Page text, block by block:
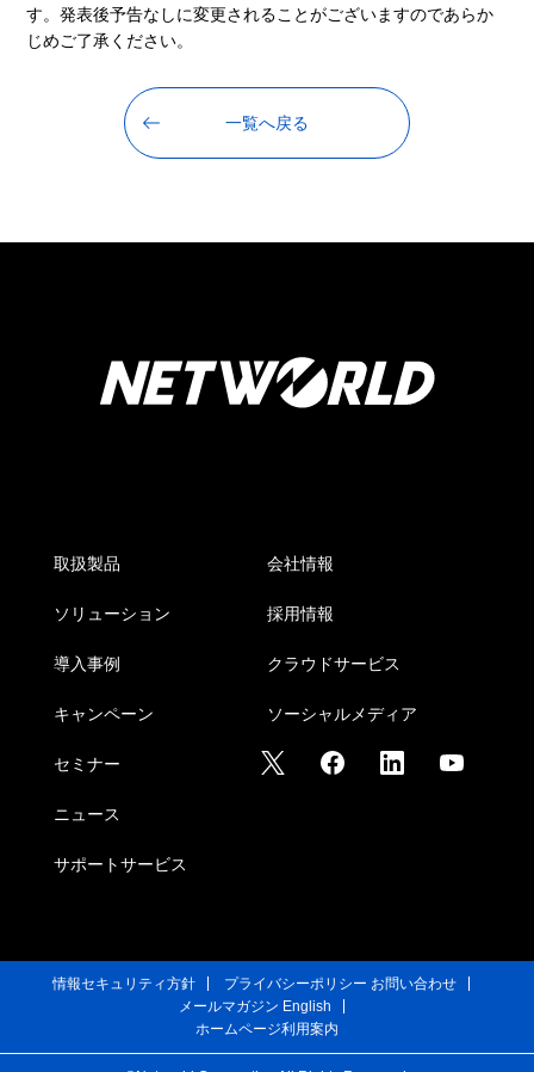
す。発表後予告なしに変更されることがございますのであらか
じめご了承ください。
一覧へ戻る
取扱製品
ソリューション
導入事例
キャンペーン
セミナー
ニュース
サポートサービス
会社情報
採用情報
クラウドサービス
ソーシャルメディア
情報セキュリティ方針 プライバシーポリシー お問い合わせ
メールマガジン English
ホームページ利用案内